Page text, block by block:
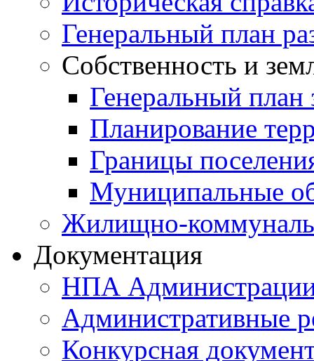
Генеральный план
Собственность и
Генеральный план
Планирование
Границы
Муниципальные
Жилищно-
Документация
НПА
Административные
Конкурсная